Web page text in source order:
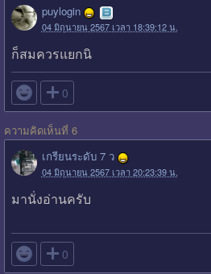
puylogin
04 มิถุนายน 2567 เวลา 18:39:12 น.
ก็สมควรแยกนิ
 0
ความคิดเห็นที่ 6
เกรียนระดับ 7 ว
04 มิถุนายน 2567 เวลา 20:23:39 น.
มานั่งอ่านครับ
 0